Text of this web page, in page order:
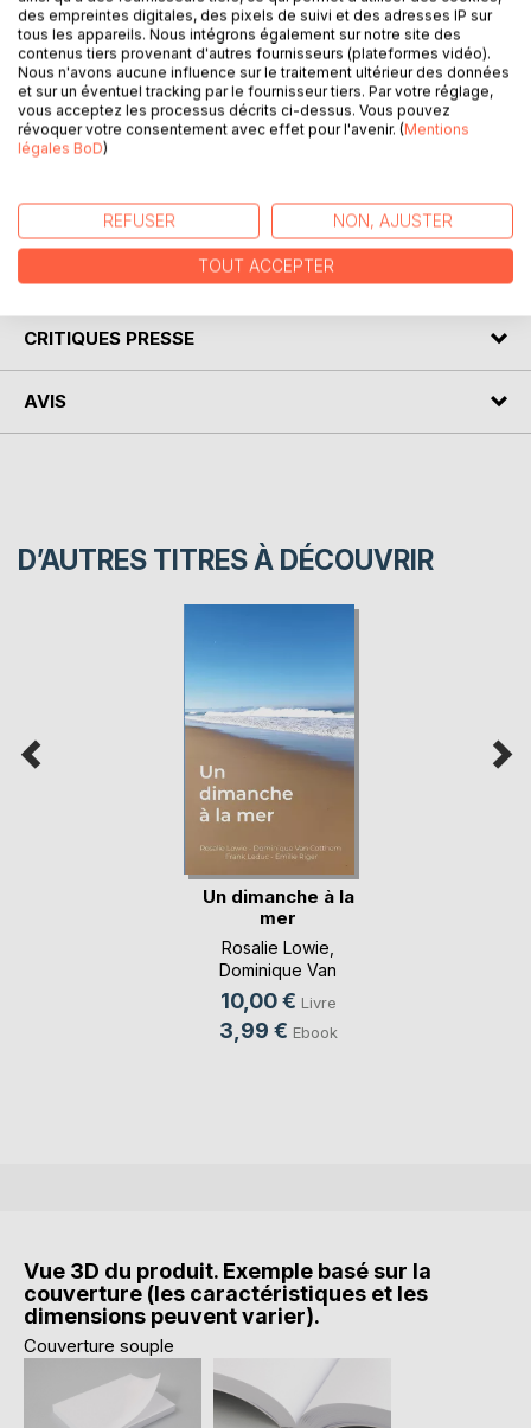
Dans le début des années 1990, Samuel, 30 ans, mari et
père, rencontre Sébastien également marié.
L'histoire vrai d'un amour fou qui bouleverse des vies
familiales toute tracées et pose les doutes et les choix à
faire pour envisager un avenir plus conforme à la sensibilité
réelle des deux pères.
Un regard sur la construction d'une famille homoparentale,
communauté gay pour un trentenaire.
CRITIQUES PRESSE
AVIS
D’AUTRES TITRES À DÉCOUVRIR
Un dimanche à la
mer
Rosalie Lowie
Dominique Van
Cotthem
10,00 € Livre
3,99 € Ebook
Vue 3D du produit. Exemple basé sur la
couverture (les caractéristiques et les
dimensions peuvent varier).
Couverture souple
des empreintes digitales, des pixels de suivi et des adresses IP sur
tous les appareils. Nous intégrons également sur notre site des
contenus tiers provenant d'autres fournisseurs (plateformes vidéo).
Nous n'avons aucune influence sur le traitement ultérieur des données
et sur un éventuel tracking par le fournisseur tiers. Par votre réglage,
vous acceptez les processus décrits ci-dessus. Vous pouvez
révoquer votre consentement avec effet pour l'avenir. (Mentions
légales BoD)
REFUSER NON, AJUSTER
TOUT ACCEPTER